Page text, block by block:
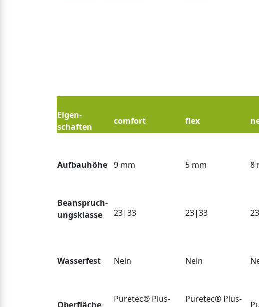
Eigen-
schaften
comfort flex
Aufbauhöhe 9 mm 5 mm 8
Beanspruch-
ungsklasse 23|33 23|33
Wasserfest Nein Nein
Oberfläche
Puretec® Plus-
Puretec® Plus-